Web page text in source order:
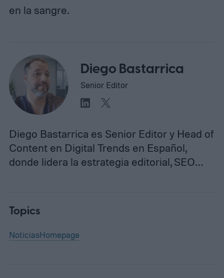
en la sangre.
Diego Bastarrica
Senior Editor
Diego Bastarrica es Senior Editor y Head of
Content en Digital Trends en Español,
donde lidera la estrategia editorial, SEO…
Topics
NoticiasHomepage